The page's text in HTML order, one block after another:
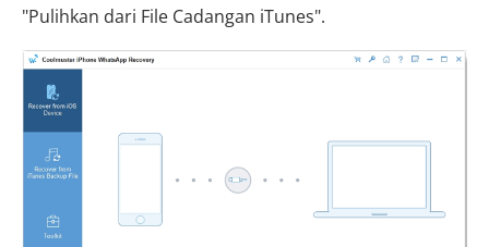
"Pulihkan dari File Cadangan iTunes".